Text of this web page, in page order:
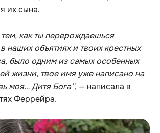
их сына.
как ты перерождаешься
наших объятиях и твоих крестных
было одним из самых особенных
жизни, твое имя уже написано на
моя… Дитя Бога”, — написала в
Феррейра.